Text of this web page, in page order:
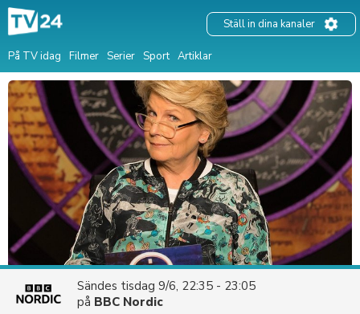
På TV idag Filmer Serier Sport Artiklar
Ställ in dina kanaler
Sändes tisdag 9/6, 22:35 - 23:05
på BBC Nordic